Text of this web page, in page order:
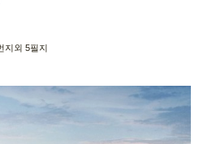
지외 5필지